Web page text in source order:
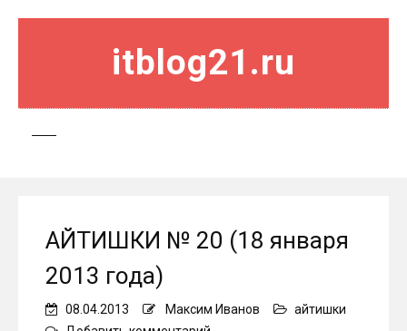
itblog21.ru
АЙТИШКИ № 20 (18 января
2013 года)
08.04.2013 Максим Иванов
айтишки